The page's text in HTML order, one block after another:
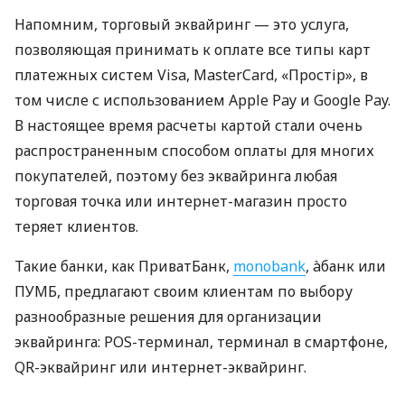
Напомним, торговый эквайринг — это услуга,
позволяющая принимать к оплате все типы карт
платежных систем Visa, MasterCard, «Простір», в
том числе с использованием Apple Pay и Google Pay.
В настоящее время расчеты картой стали очень
распространенным способом оплаты для многих
покупателей, поэтому без эквайринга любая
торговая точка или интернет-магазин просто
теряет клиентов.
Такие банки, как ПриватБанк, monobank, àбанк или
ПУМБ, предлагают своим клиентам по выбору
разнообразные решения для организации
эквайринга: POS-терминал, терминал в смартфоне,
QR-эквайринг или интернет-эквайринг.